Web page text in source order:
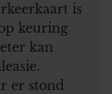
is
keuring
kan
er stond